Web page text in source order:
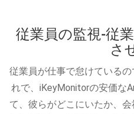
従業員の監視-従
さ
従業員が仕事で怠けている
れで、iKeyMonitorの安価な
て、彼らがどこにいたか、